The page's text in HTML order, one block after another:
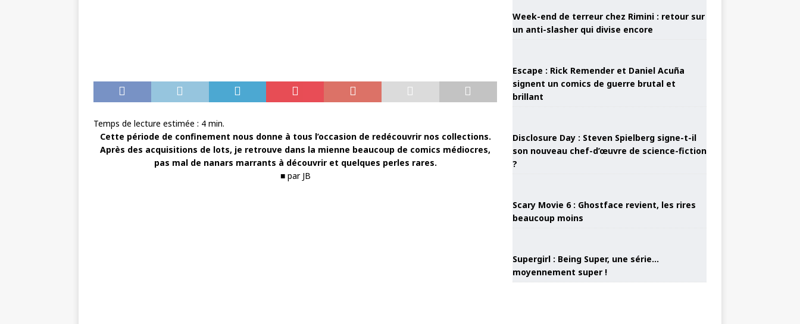
Temps de lecture estimée : 4 min.
Cette période de confinement nous donne à tous l’occasion de redécouvrir nos collections.
Après des acquisitions de lots, je retrouve dans la mienne beaucoup de comics médiocres,
pas mal de nanars marrants à découvrir et quelques perles rares.
■ par JB
Week-end de terreur chez Rimini : retour sur
un anti-slasher qui divise encore
Escape : Rick Remender et Daniel Acuña
signent un comics de guerre brutal et
brillant
Disclosure Day : Steven Spielberg signe-t-il
son nouveau chef-d’œuvre de science-fiction
?
Scary Movie 6 : Ghostface revient, les rires
beaucoup moins
Supergirl : Being Super, une série…
moyennement super !